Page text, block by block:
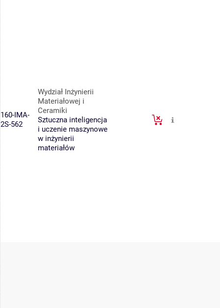
160-IMA-
2S-562
Wydział Inżynierii
Materiałowej i
Ceramiki
Sztuczna inteligencja
i uczenie maszynowe
w inżynierii
materiałów